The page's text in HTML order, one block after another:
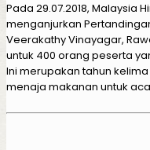
Pada 29.07.2018, Malaysia
menganjurkan
Veerakathy Vinayagar,
untuk 400 orang peserta
Ini merupakan tahun
menaja makanan untuk